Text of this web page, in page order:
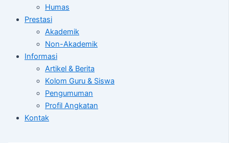
Humas
Prestasi
Akademik
Non-Akademik
Informasi
Artikel & Berita
Kolom Guru & Siswa
Pengumuman
Profil Angkatan
Kontak